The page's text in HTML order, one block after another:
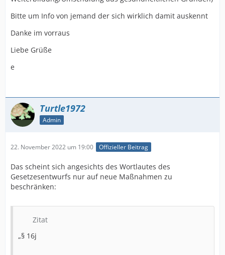
Bitte um Info von jemand der sich wirklich damit auskennt
Danke im vorraus
Liebe Grüße
e
Turtle1972
Admin
22. November 2022 um 19:00 Offizieller Beitrag
Das scheint sich angesichts des Wortlautes des
Gesetzesentwurfs nur auf neue Maßnahmen zu
beschränken:
Zitat
„§ 16j